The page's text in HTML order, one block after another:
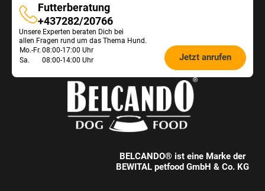
Futterberatung
Futterberatung
+437282/20766
Unsere Experten beraten Dich bei
allen Fragen rund um das Thema Hund.
Öffnungszeiten
Futterberatung:
Mo.-Fr. 08:00-17:00 Uhr
Sa.
08:00-14:00 Uhr Jetzt anrufen
BELCANDO® ist eine Marke der
BEWITAL petfood GmbH & Co. KG